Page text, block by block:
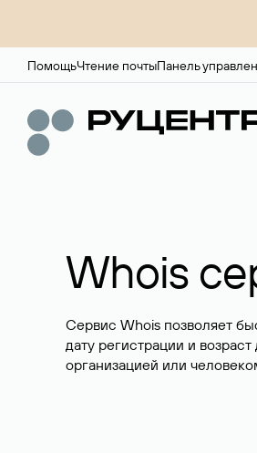
ПомощьЧтение почтыПанель
Whois
Сервис Whois позволяет
дату регистрации и
организацией или